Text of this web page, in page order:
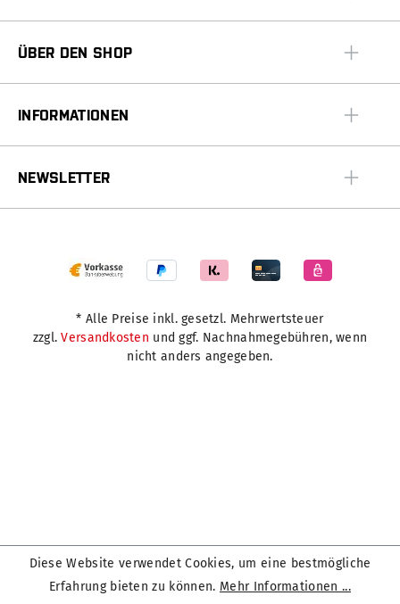
ÜBER DEN SHOP
INFORMATIONEN
NEWSLETTER
* Alle Preise inkl. gesetzl. Mehrwertsteuer
zzgl.Versandkosten und ggf. Nachnahmegebühren, wenn
nicht anders angegeben.
Diese Website verwendet Cookies, um eine bestmögliche
Erfahrung bieten zu können. Mehr Informationen ...